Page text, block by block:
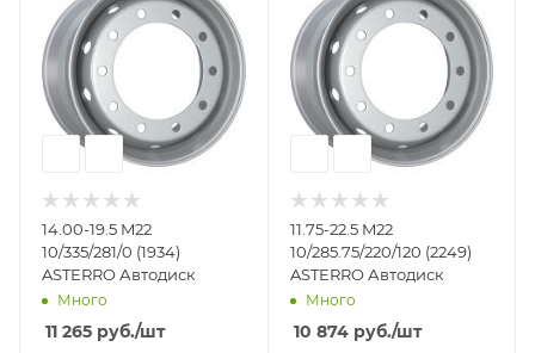
14.00-19.5 M22
10/335/281/0 (1934)
ASTERRO Автодиск
Много
11 265 руб./шт
11.75-22.5 M22
10/285.75/220/120 (2249)
ASTERRO Автодиск
Много
10 874руб./шт